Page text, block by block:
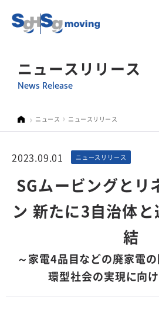
ニュースリリース
News Release
ニュース ニュースリリース
2023.09.01 ニュースリリース
SGムービングとリ
ン 新たに3自治体
結
～家電4品目などの廃家電
環型社会の実現に向